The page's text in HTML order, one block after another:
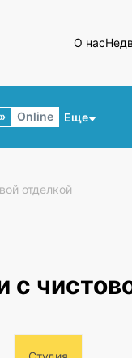
О нас
Еще
Online
отделкой
с